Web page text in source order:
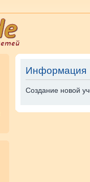
Информация
Создание новой